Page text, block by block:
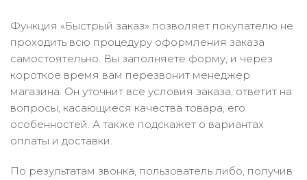
Функция «Быстрый заказ» позволяет покупателю не
проходить всю процедуру оформления заказа
самостоятельно. Вы заполняете форму, и через
короткое время вам перезвонит менеджер
магазина. Он уточнит все условия заказа, ответит на
вопросы, касающиеся качества товара, его
особенностей. А также подскажет о вариантах
оплаты и доставки.
По результатам звонка, пользователь либо, получив